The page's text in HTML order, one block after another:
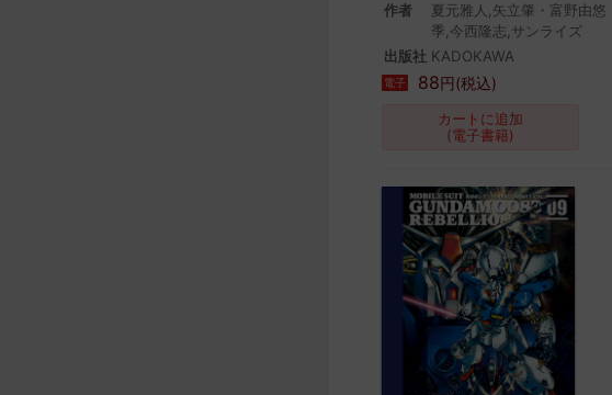
作者
夏元雅人,矢立肇・富野由悠
季,今西隆志,サンライズ
出版社 KADOKAWA
電子 88円(税込)
カートに追加
(電子書籍)